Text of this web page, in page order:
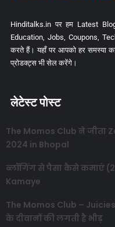
Hinditalks.in पर हम Latest
Education, Jobs, Coupons,
करते हैं। यहाँ पर आपको हर समस्या
प्रोडक्ट्स भी सेल करेंगे।
लेटेस्ट पोस्ट
The Momos Club ने जीता
2024 in Bhopal
ब्लॉगिंग से पैसा कैसे कमाएं
Kamaye
The Momos Club –
के दीवानों की लगती है भीड़